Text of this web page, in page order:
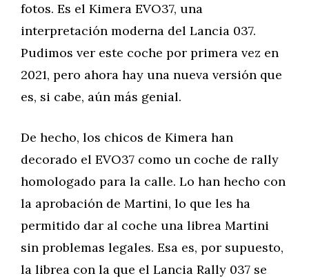
fotos. Es el Kimera EVO37, una
interpretación moderna del Lancia 037.
Pudimos ver este coche por primera vez en
2021, pero ahora hay una nueva versión que
es, si cabe, aún más genial.
De hecho, los chicos de Kimera han
decorado el EVO37 como un coche de rally
homologado para la calle. Lo han hecho con
la aprobación de Martini, lo que les ha
permitido dar al coche una librea Martini
sin problemas legales. Esa es, por supuesto,
la librea con la que el Lancia Rally 037 se